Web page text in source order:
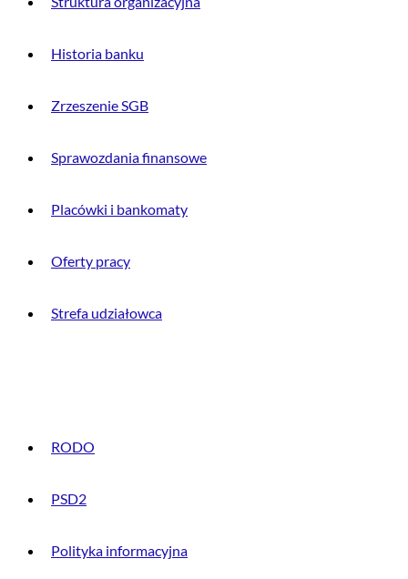
Historia banku
Zrzeszenie SGB
Sprawozdania finansowe
Placówki i bankomaty
Oferty pracy
Strefa udziałowca
RODO
PSD2
Polityka informacyjna